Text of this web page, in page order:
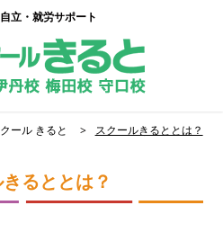
立・就労サポート
ール きると スクールきるととは？
るととは？